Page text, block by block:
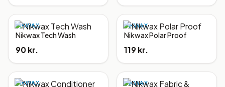
NIKWAX
Nikwax Tech Wash
90 kr.
NIKWAX
Nikwax Polar Proof
119 kr.
NIKWAX NIKWAX